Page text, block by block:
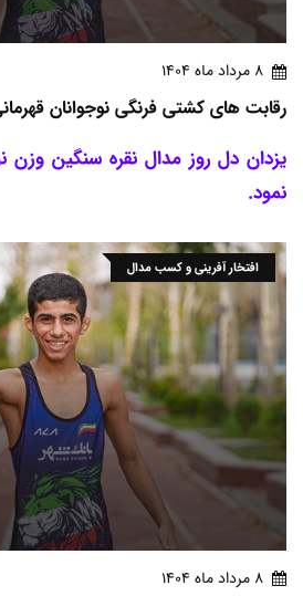
8 مرداد ماه 1404
رقابت های کشتی فرنگی نوجوانان
یزدان دل روز مدال نقره سنگین
نمود.
افتخار آفرینی و کسب مدال
8 مرداد ماه 1404